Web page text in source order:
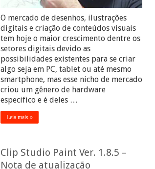
O mercado de desenhos, ilustrações
digitais e criação de conteúdos visuais
tem hoje o maior crescimento dentre os
setores digitais devido as
possibilidades existentes para se criar
algo seja em PC, tablet ou até mesmo
smartphone, mas esse nicho de mercado
criou um gênero de hardware
especifico e é deles …
Leia mais »
Clip Studio Paint Ver. 1.8.5 –
Nota de atualização